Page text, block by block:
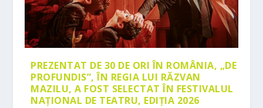
PREZENTAT DE 30 DE ORI ÎN ROMÂNIA, „DE
PROFUNDIS”, ÎN REGIA LUI RĂZVAN
MAZILU, A FOST SELECTAT ÎN FESTIVALUL
NAȚIONAL DE TEATRU, EDIȚIA 2026